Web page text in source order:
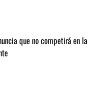
que no competirá en la